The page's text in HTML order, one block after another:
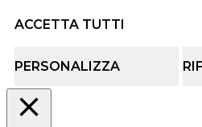
ACCETTA TUTTI
PERSONALIZZA